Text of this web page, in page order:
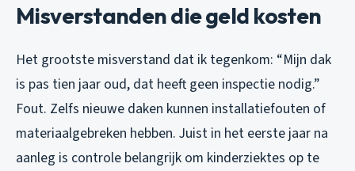
Misverstanden die geld kosten
Het grootste misverstand dat ik tegenkom: “Mijn dak
is pas tien jaar oud, dat heeft geen inspectie nodig.”
Fout. Zelfs nieuwe daken kunnen installatiefouten of
materiaalgebreken hebben. Juist in het eerste jaar na
aanleg is controle belangrijk om kinderziektes op te